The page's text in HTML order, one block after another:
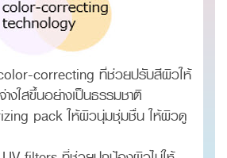
correcting ที่ช่วยปรับสีผิวให้
งใสขึ้นอย่างเป็นธรรมชาติ
pack ให้ผิวนุ่มชุ่มชื่น ให้ผิวดู